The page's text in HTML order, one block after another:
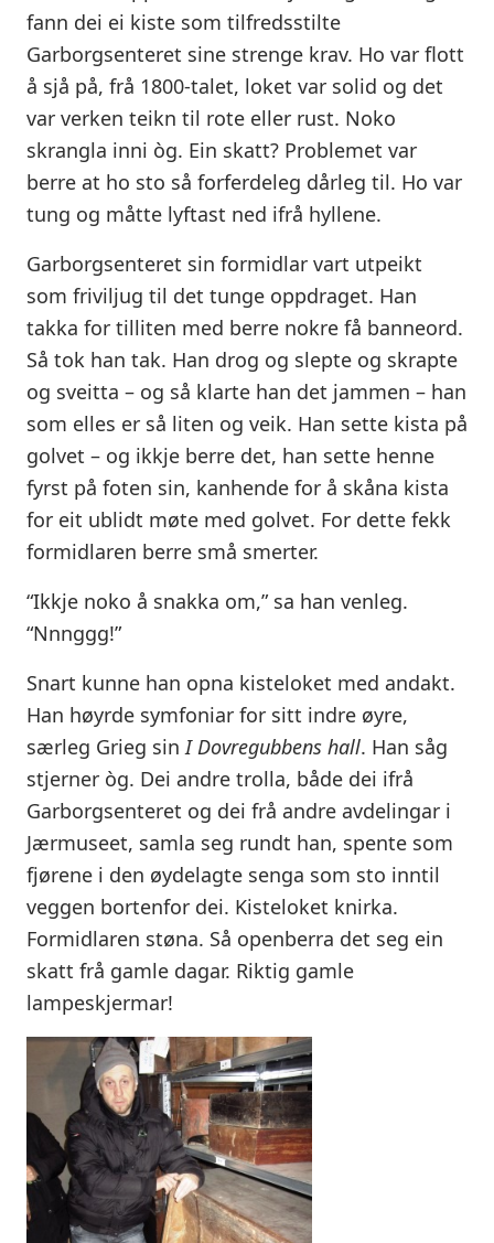
fann dei ei kiste som tilfredsstilte
Garborgsenteret sine strenge krav. Ho var flott
å sjå på, frå 1800-talet, loket var solid og det
var verken teikn til rote eller rust. Noko
skrangla inni òg. Ein skatt? Problemet var
berre at ho sto så forferdeleg dårleg til. Ho var
tung og måtte lyftast ned ifrå hyllene.
Garborgsenteret sin formidlar vart utpeikt
som friviljug til det tunge oppdraget. Han
takka for tilliten med berre nokre få banneord.
Så tok han tak. Han drog og slepte og skrapte
og sveitta – og så klarte han det jammen – han
som elles er så liten og veik. Han sette kista på
golvet – og ikkje berre det, han sette henne
fyrst på foten sin, kanhende for å skåna kista
for eit ublidt møte med golvet. For dette fekk
formidlaren berre små smerter.
“Ikkje noko å snakka om,” sa han venleg.
“Nnnggg!”
Snart kunne han opna kisteloket med andakt.
Han høyrde symfoniar for sitt indre øyre,
særleg Grieg sin I Dovregubbens hall. Han såg
stjerner òg. Dei andre trolla, både dei ifrå
Garborgsenteret og dei frå andre avdelingar i
Jærmuseet, samla seg rundt han, spente som
fjørene i den øydelagte senga som sto inntil
veggen bortenfor dei. Kisteloket knirka.
Formidlaren støna. Så openberra det seg ein
skatt frå gamle dagar. Riktig gamle
lampeskjermar!